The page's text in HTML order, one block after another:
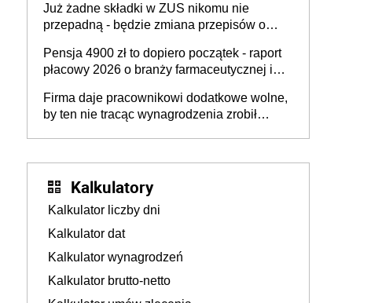
Już żadne składki w ZUS nikomu nie
przepadną - będzie zmiana przepisów o
ubezpieczeniom społecznym
Pensja 4900 zł to dopiero początek - raport
płacowy 2026 o branży farmaceutycznej i
Firma daje pracownikowi dodatkowe wolne,
by ten nie tracąc wynagrodzenia zrobił
Kalkulatory
Kalkulator liczby dni
Kalkulator dat
Kalkulator wynagrodzeń
Kalkulator brutto-netto